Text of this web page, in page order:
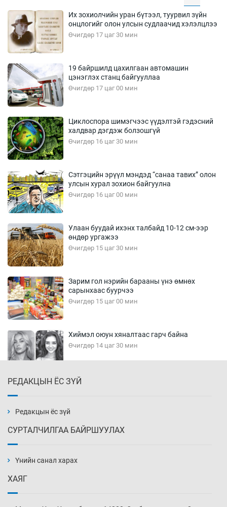
Их зохиолчийн уран бүтээл, туурвил зүйн
онцлогийг олон улсын судлаачид хэлэлцлээ
Өчигдөр 17 цаг 30 мин
19 байршилд цахилгаан автомашин
цэнэглэх станц байгууллаа
Өчигдөр 17 цаг 00 мин
Циклоспора шимэгчээс үүдэлтэй гэдэсний
халдвар дэгдэж болзошгүй
Өчигдөр 16 цаг 30 мин
Сэтгэцийн эрүүл мэндэд “санаа тавих” олон
улсын хурал зохион байгуулна
Өчигдөр 16 цаг 00 мин
Улаан буудай ихэнх талбайд 10-12 см-ээр
өндөр ургажээ
Өчигдөр 15 цаг 30 мин
Зарим гол нэрийн барааны үнэ өмнөх
сарынхаас буурчээ
Өчигдөр 15 цаг 00 мин
Хиймэл оюун хяналтаас гарч байна
Өчигдөр 14 цаг 30 мин
Өчигдөр 14 цаг 00 мин
нэмэгджээ
РЕДАКЦЫН ЁС ЗҮЙ
Редакцын ёс зүй
СУРТАЛЧИЛГАА БАЙРШУУЛАХ
Үнийн санал харах
ХАЯГ